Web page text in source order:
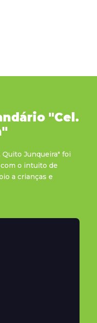
"Cel.
Quito Junqueira" foi
com o intuito de
a crianças e